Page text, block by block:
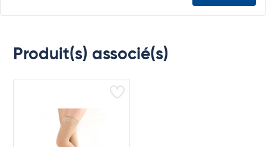
Produit(s) associé(s)